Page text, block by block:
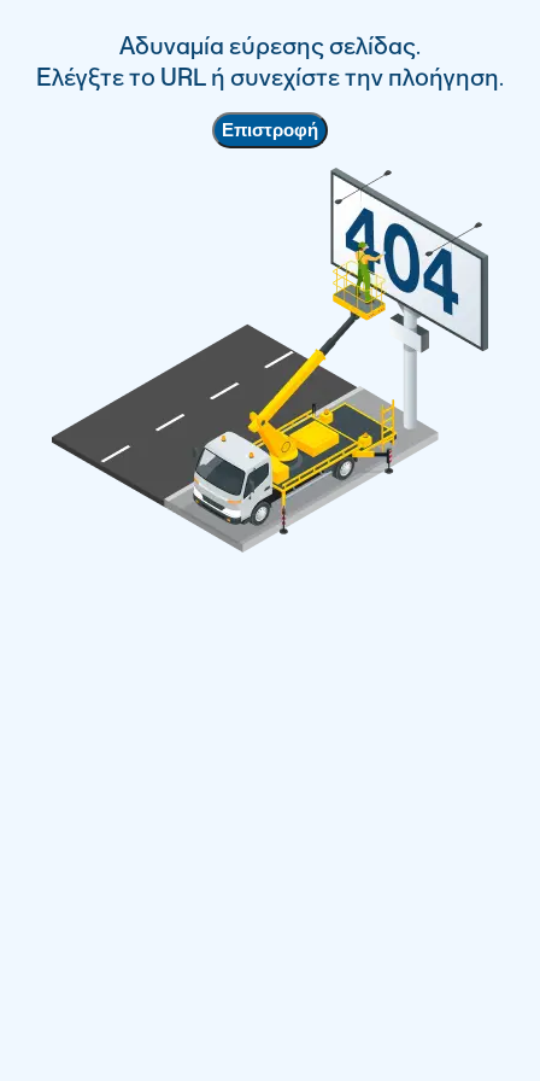
Αδυναμία εύρεσης σελίδας.
Ελέγξτε το URL ή συνεχίστε την πλοήγηση.
Επιστροφή